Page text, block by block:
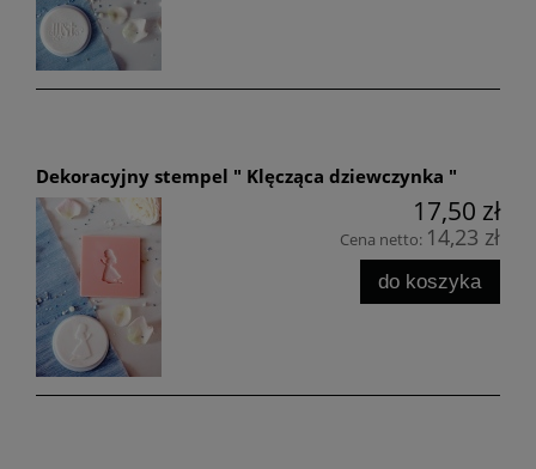
Dekoracyjny stempel " Klęcząca dziewczynka "
17,50 zł
Cena netto: 14,23 zł
do koszyka